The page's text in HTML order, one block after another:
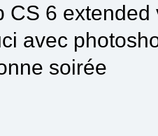
CS 6
avec
soirée